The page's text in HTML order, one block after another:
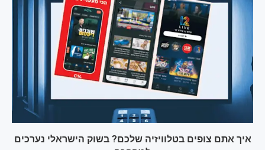
איך אתם צופים בטלוויזיה שלכם? בשוק הישראלי נערכים